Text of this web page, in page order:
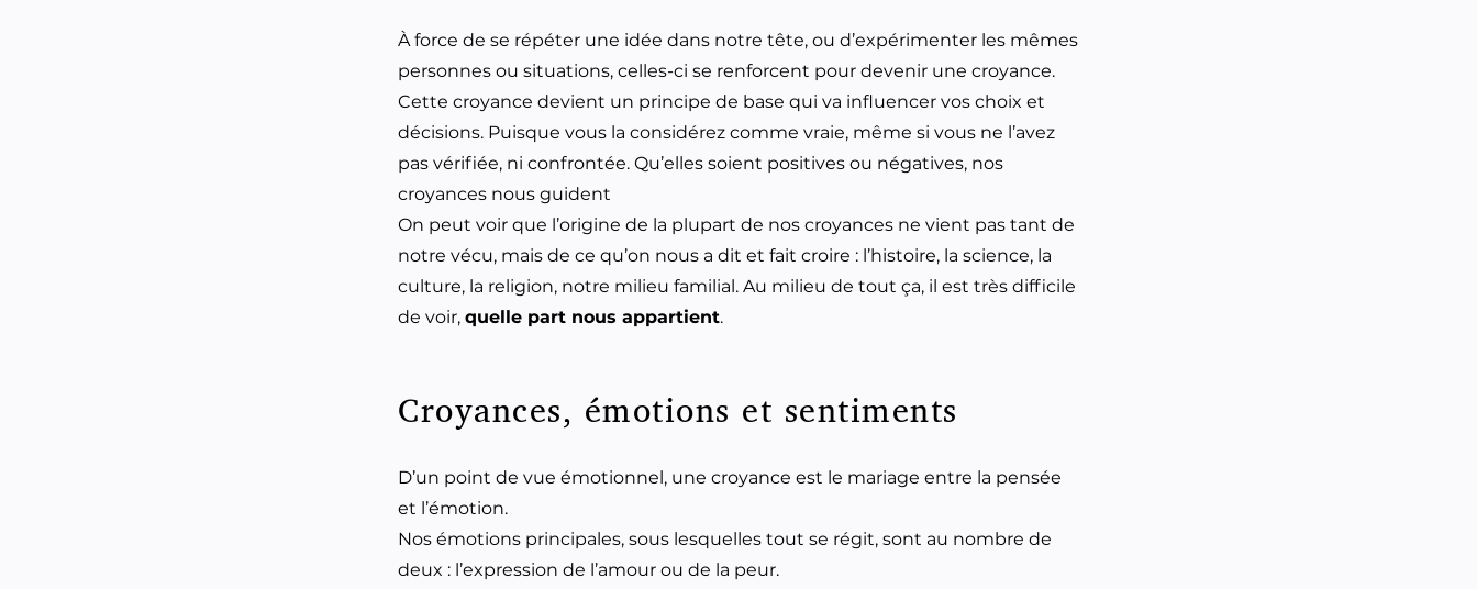
À force de se répéter une idée dans notre tête, ou d’expérimenter les mêmes
personnes ou situations, celles-ci se renforcent pour devenir une croyance.
Cette croyance devient un principe de base qui va influencer vos choix et
décisions. Puisque vous la considérez comme vraie, même si vous ne l’avez
pas vérifiée, ni confrontée. Qu’elles soient positives ou négatives, nos
croyances nous guident
On peut voir que l’origine de la plupart de nos croyances ne vient pas tant de
notre vécu, mais de ce qu’on nous a dit et fait croire : l’histoire, la science, la
culture, la religion, notre milieu familial. Au milieu de tout ça, il est très difficile
de voir, quelle part nous appartient.
Croyances, émotions et sentiments
D’un point de vue émotionnel, une croyance est le mariage entre la pensée
et l’émotion.
Nos émotions principales, sous lesquelles tout se régit, sont au nombre de
deux : l’expression de l’amour ou de la peur.